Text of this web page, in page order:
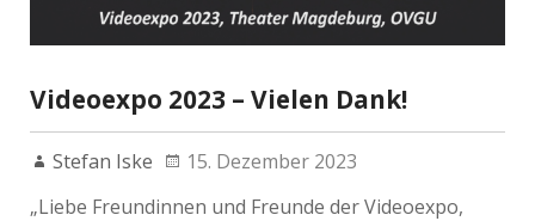
Videoexpo 2023 – Vielen Dank!
Stefan Iske
15. Dezember 2023
„Liebe Freundinnen und Freunde der Videoexpo,